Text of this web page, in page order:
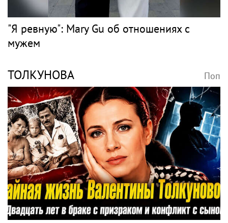
"Я ревную": Mary Gu об отношениях с
мужем
ТОЛКУНОВА Поп